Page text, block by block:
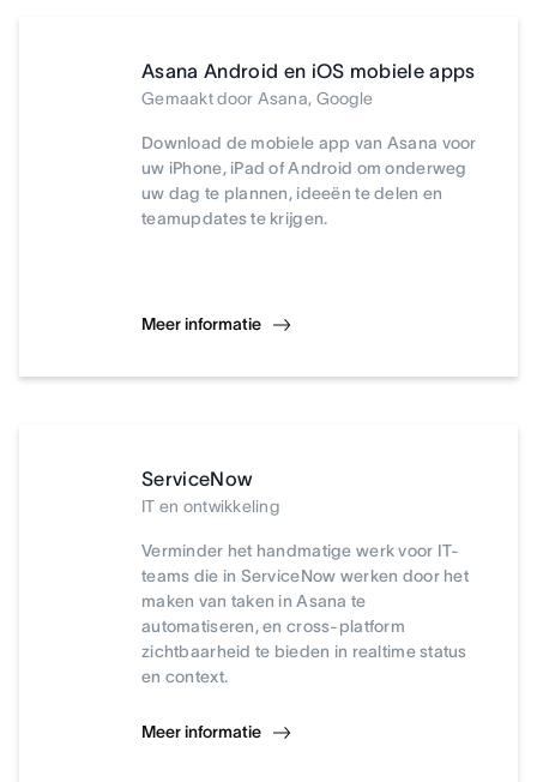
Asana Android en iOS mobiele apps
Gemaakt door Asana, Google
Download de mobiele app van Asana voor
uw iPhone, iPad of Android om onderweg
uw dag te plannen, ideeën te delen en
teamupdates te krijgen.
Meer informatie
ServiceNow
IT en ontwikkeling
Verminder het handmatige werk voor IT-
teams die in ServiceNow werken door het
maken van taken in Asana te
automatiseren, en cross-platform
zichtbaarheid te bieden in realtime status
en context.
Meer informatie